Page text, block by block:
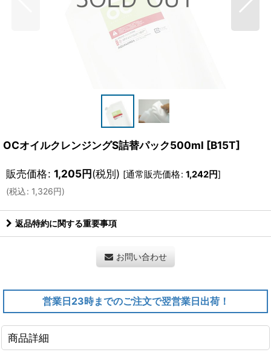
OCオイルクレンジングS詰替パック500ml [B15T]
販売価格: 1,205円(税別) [通常販売価格: 1,242円]
(税込: 1,326円)
返品特約に関する重要事項
お問い合わせ
営業日23時までのご注文で翌営業日出荷！
商品詳細